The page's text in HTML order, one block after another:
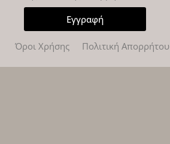
Εγγραφή
Όροι Χρήσης Πολιτική Απορρήτου